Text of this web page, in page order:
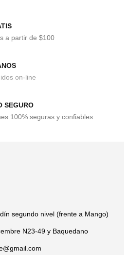
a partir de $100
on-line
SEGURO
100% seguras y confiables
segundo nivel (frente a Mango)
N23-49 y Baquedano